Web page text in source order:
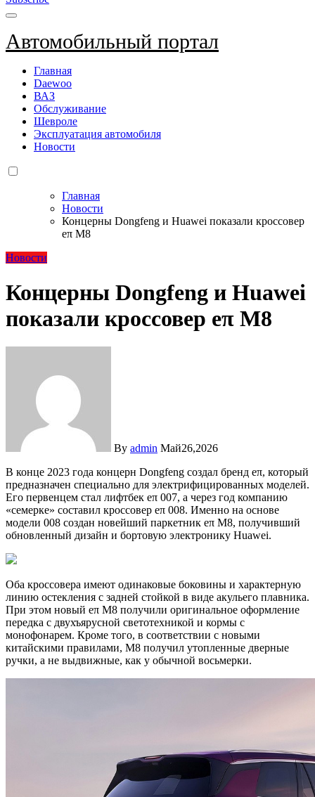
Автомобильный портал
Главная
Daewoo
ВАЗ
Обслуживание
Шевроле
Эксплуатация автомобиля
Новости
Главная
Новости
Концерны Dongfeng и Huawei показали кроссовер
eπ M8
Новости
Концерны Dongfeng и Huawei
показали кроссовер eπ M8
By admin Май26,2026
В конце 2023 года концерн Dongfeng создал бренд eπ, который
предназначен специально для электрифицированных моделей.
Его первенцем стал лифтбек eπ 007, а через год компанию
«семерке» составил кроссовер eπ 008. Именно на основе
модели 008 создан новейший паркетник eπ M8, получивший
обновленный дизайн и бортовую электронику Huawei.
Оба кроссовера имеют одинаковые боковины и характерную
линию остекления с задней стойкой в виде акульего плавника.
При этом новый eπ M8 получили оригинальное оформление
передка с двухъярусной светотехникой и кормы с
монофонарем. Кроме того, в соответствии с новыми
китайскими правилами, M8 получил утопленные дверные
ручки, а не выдвижные, как у обычной восьмерки.